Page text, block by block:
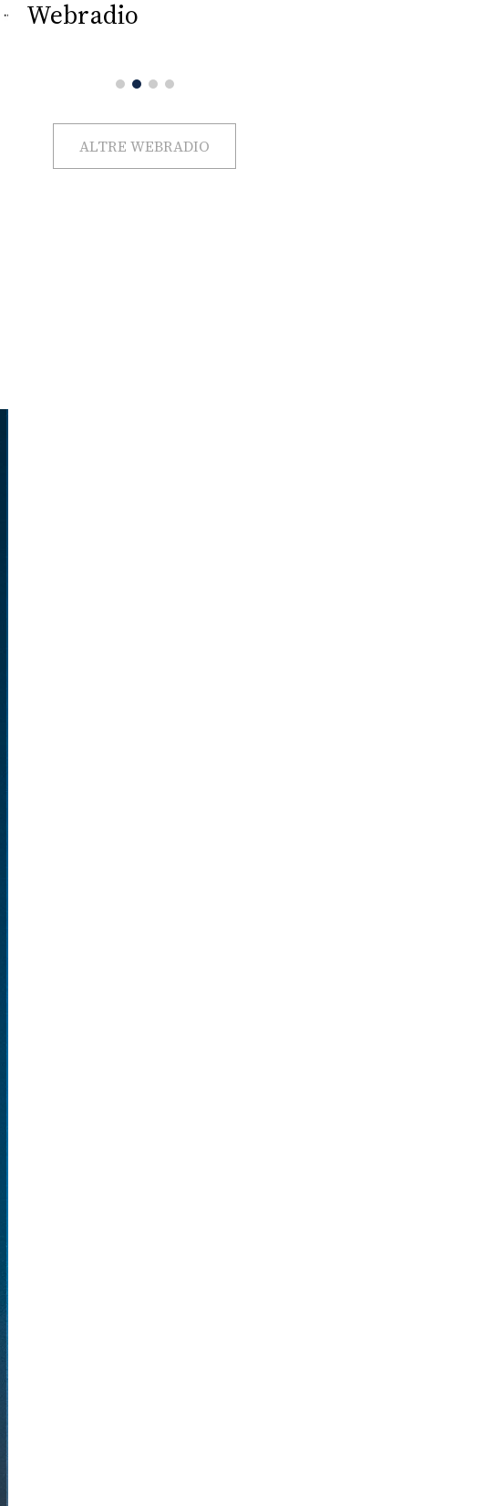
Webradio
ALTRE WEBRADIO